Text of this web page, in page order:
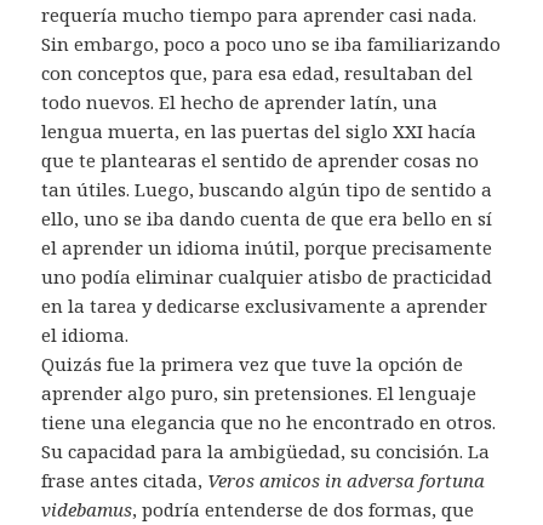
requería mucho tiempo para aprender casi nada.
Sin embargo, poco a poco uno se iba familiarizando
con conceptos que, para esa edad, resultaban del
todo nuevos. El hecho de aprender latín, una
lengua muerta, en las puertas del siglo XXI hacía
que te plantearas el sentido de aprender cosas no
tan útiles. Luego, buscando algún tipo de sentido a
ello, uno se iba dando cuenta de que era bello en sí
el aprender un idioma inútil, porque precisamente
uno podía eliminar cualquier atisbo de practicidad
en la tarea y dedicarse exclusivamente a aprender
el idioma.
Quizás fue la primera vez que tuve la opción de
aprender algo puro, sin pretensiones. El lenguaje
tiene una elegancia que no he encontrado en otros.
Su capacidad para la ambigüedad, su concisión. La
frase antes citada, Veros amicos in adversa fortuna
videbamus, podría entenderse de dos formas, que